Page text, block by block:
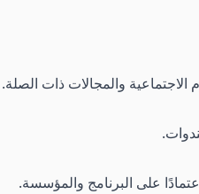
والمجالات ذات الصلة.
على البرنامج والمؤسسة.